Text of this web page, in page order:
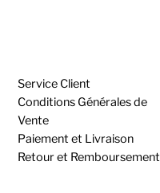
Service Client
Conditions Générales de
Vente
Paiement et Livraison
Retour et Remboursement